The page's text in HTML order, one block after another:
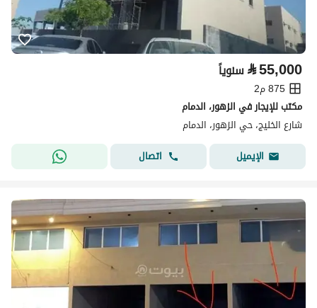
⃁55,000 سنوياً
875 م2
مكتب للإيجار في الزهور، الدمام
شارع الخليج، حي الزهور، الدمام
الإيميل
اتصال